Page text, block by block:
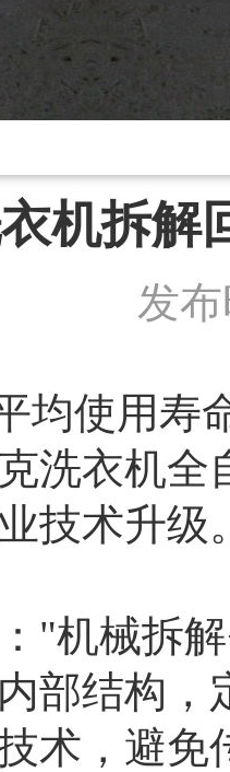
机拆解
发
均使用寿
洗衣机
技术升级
"机械拆
部结构，
术，避免